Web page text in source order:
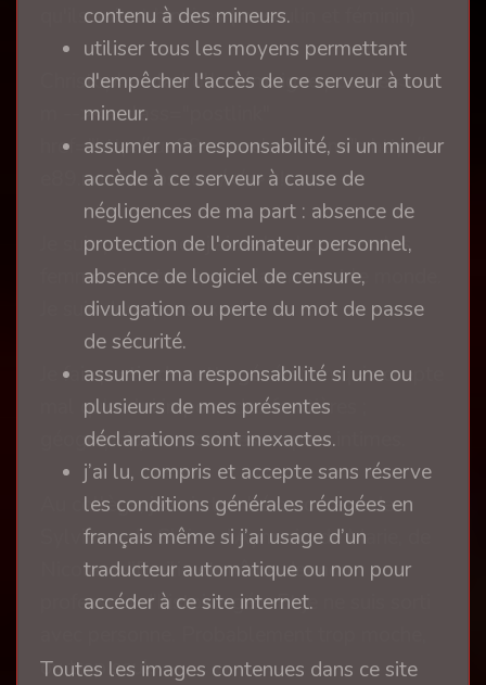
qu'ils soient binaires (masculin et féminin)
Christophe Madrolle témoigne pour le <!--
m --><a class="postlink"
href="http://rue89.nouvelobs.com/">http://ru
e89.nouvelobs.com/</a><!-- m -->
Je suis pansexuel, j’aime les hommes, les
femmes, les trans, etc. J’aime tout le monde.
Je suis donc pansexuel.
Je fais partie de cette génération qui accepte
mal qu’on lui impose des frontières ;
géographiques, sociales ou plus intimes.
Au collège, je suis tombé amoureux de
Sylviane, de Claire, d’Aymeric, de Marie, de
Nicolas, d’Emilie et même de mon
professeur d’histoire-géo. Et je ne suis sorti
ou trop seul.
contenu à des mineurs.
utiliser tous les moyens permettant
d'empêcher l'accès de ce serveur à tout
mineur.
assumer ma responsabilité, si un mineur
accède à ce serveur à cause de
négligences de ma part : absence de
protection de l'ordinateur personnel,
absence de logiciel de censure,
divulgation ou perte du mot de passe
de sécurité.
assumer ma responsabilité si une ou
plusieurs de mes présentes
déclarations sont inexactes.
j’ai lu, compris et accepte sans réserve
les conditions générales rédigées en
français même si j’ai usage d’un
traducteur automatique ou non pour
accéder à ce site internet.
Toutes les images contenues dans ce site